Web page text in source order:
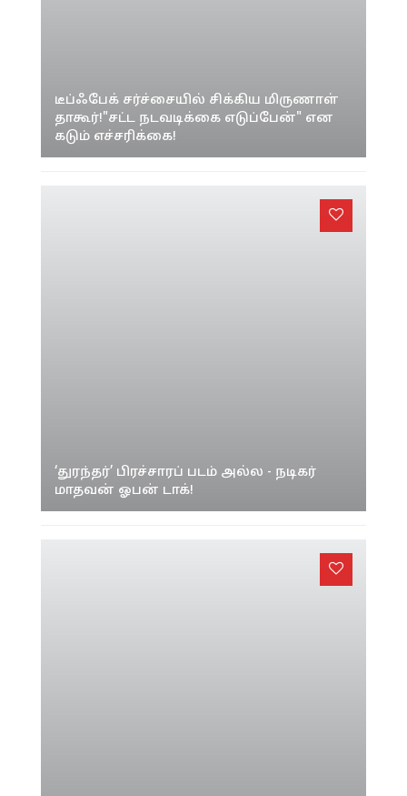
டீப்ஃபேக் சர்ச்சையில் சிக்கிய மிருணாள்
தாகூர்!"சட்ட நடவடிக்கை எடுப்பேன்" என
‘துரந்தர்’ பிரச்சாரப் படம் அல்ல - நடிகர்